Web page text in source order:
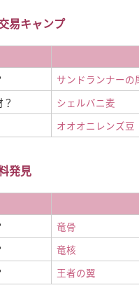
易キャンプ
サンドランナーの
シェルバニ麦
オオオニレンズ豆
発見
竜骨
竜核
王者の翼